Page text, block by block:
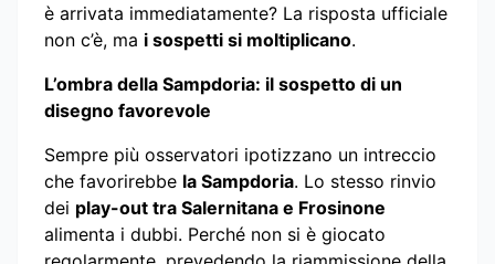
è arrivata immediatamente? La risposta ufficiale
non c’è, ma i sospetti si moltiplicano.
L’ombra della Sampdoria: il sospetto di un
disegno favorevole
Sempre più osservatori ipotizzano un intreccio
che favorirebbe la Sampdoria. Lo stesso rinvio
dei play-out tra Salernitana e Frosinone
alimenta i dubbi. Perché non si è giocato